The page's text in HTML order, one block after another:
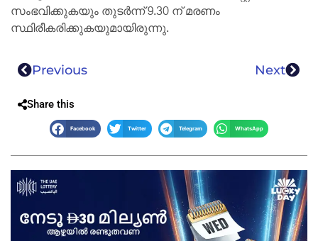
സംഭവിക്കുകയും തുടര്‍ന്ന് 9.30 ന് മരണം
സ്ഥിരീകരിക്കുകയുമായിരുന്നു.
Previous Next
Share this
Facebook Twitter Telegram WhatsApp